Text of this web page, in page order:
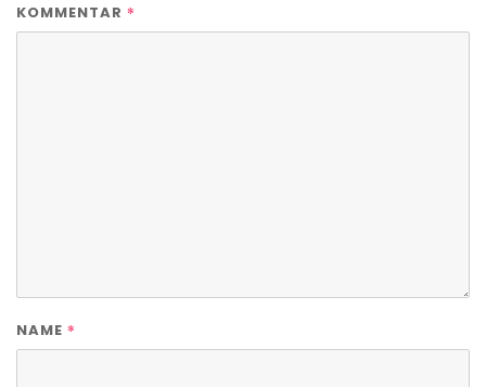
KOMMENTAR *
NAME *